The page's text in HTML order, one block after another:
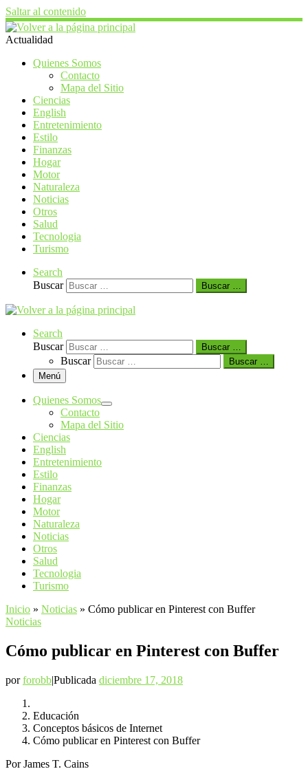
Saltar al contenido
Actualidad
Quienes Somos
Contacto
Mapa del Sitio
Ciencias
English
Entretenimiento
Estilo
Finanzas
Hogar
Motor
Naturaleza
Noticias
Otros
Salud
Tecnologia
Turismo
Search
Buscar
Buscar …
Search
Buscar
Buscar …
Buscar
Buscar …
Menú
Quienes Somos
Contacto
Mapa del Sitio
Ciencias
English
Entretenimiento
Estilo
Finanzas
Hogar
Motor
Naturaleza
Noticias
Otros
Salud
Tecnologia
Turismo
Inicio » Noticias » Cómo publicar en Pinterest con Buffer
Noticias
Cómo publicar en Pinterest con Buffer
porforobb|Publicada diciembre 17, 2018
Educación
Conceptos básicos de Internet
Cómo publicar en Pinterest con Buffer
Por James T. Cains